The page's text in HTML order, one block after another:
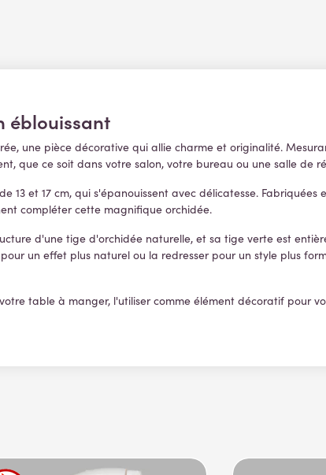
éblouissant
une pièce décorative qui allie charme et originalité.
que ce soit dans votre salon, votre bureau ou une salle de
13 et 17 cm, qui s'épanouissent avec délicatesse.
compléter cette magnifique orchidée.
d'une tige d'orchidée naturelle, et sa tige verte est
un effet plus naturel ou la redresser pour un style plus
table à manger, l'utiliser comme élément décoratif pour